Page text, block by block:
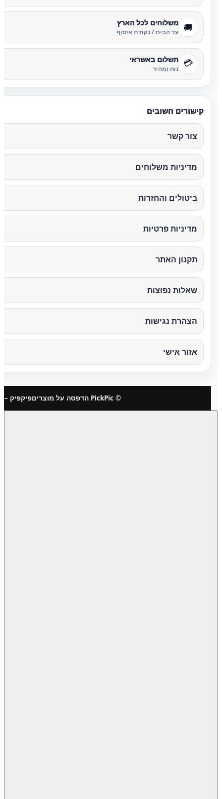
🚚 משלוחים לכל הארץ
עד הבית / נקודת איסוף
💳 תשלום באשראי
נוח ומהיר
קישורים חשובים
צור קשר
מדיניות משלוחים
ביטולים והחזרות
מדיניות פרטיות
תקנון האתר
שאלות נפוצות
הצהרת נגישות
אזור אישי
© PickPic הדפסה על מוצרים פיקפיק –